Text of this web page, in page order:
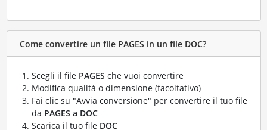
Come convertire un file PAGES in un file DOC?
Scegli il file PAGES che vuoi convertire
Modifica qualità o dimensione (facoltativo)
Fai clic su "Avvia conversione" per convertire il tuo file
da PAGES a DOC
Scarica il tuo file DOC